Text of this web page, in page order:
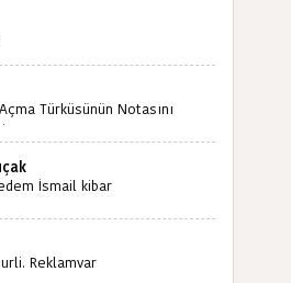
ölmeyecektir tekrar
Türküsünün Notasını
Şimdiden Teşekkürler.
İsmail kibar
Reklamvar